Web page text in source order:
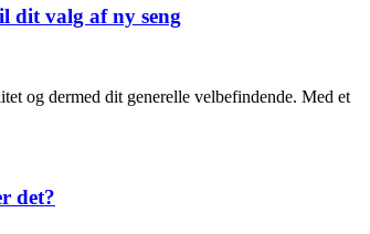
dit valg af ny seng
og dermed dit generelle velbefindende. Med et
det?